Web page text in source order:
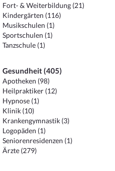
Fort- & Weiterbildung (21)
Kindergärten (116)
Musikschulen (1)
Sportschulen (1)
Tanzschule (1)
Gesundheit (405)
Apotheken (98)
Heilpraktiker (12)
Hypnose (1)
Klinik (10)
Krankengymnastik (3)
Logopäden (1)
Seniorenresidenzen (1)
Ärzte (279)